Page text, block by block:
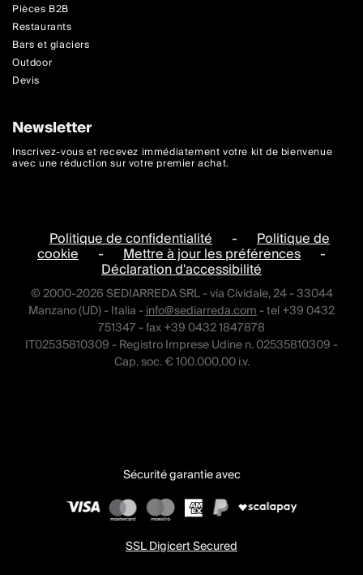
Pièces B2B
Restaurants
Bars et glaciers
Outdoor
Devis
Newsletter
Inscrivez-vous et recevez immédiatement votre kit de bienvenue
avec une réduction sur votre premier achat.
Politique de confidentialité - Politique de
cookie - Mettre à jour les préférences -
Déclaration d'accessibilité
© 2000-2026 SEDIARREDA SRL - via Cividale, 24 - 33044
Manzano (UD) - Italia -info@sediarreda.com- tel +39 0432
751347 - fax +39 0432 1847878
IT02535810309 - Registro Imprese Udine n. 02535810309 -
Cap. soc. € 100.000,00 i.v.
Sécurité garantie avec
SSL Digicert Secured